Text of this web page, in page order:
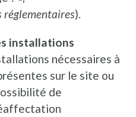
).
installations
nécessaires à
sur le site ou
de